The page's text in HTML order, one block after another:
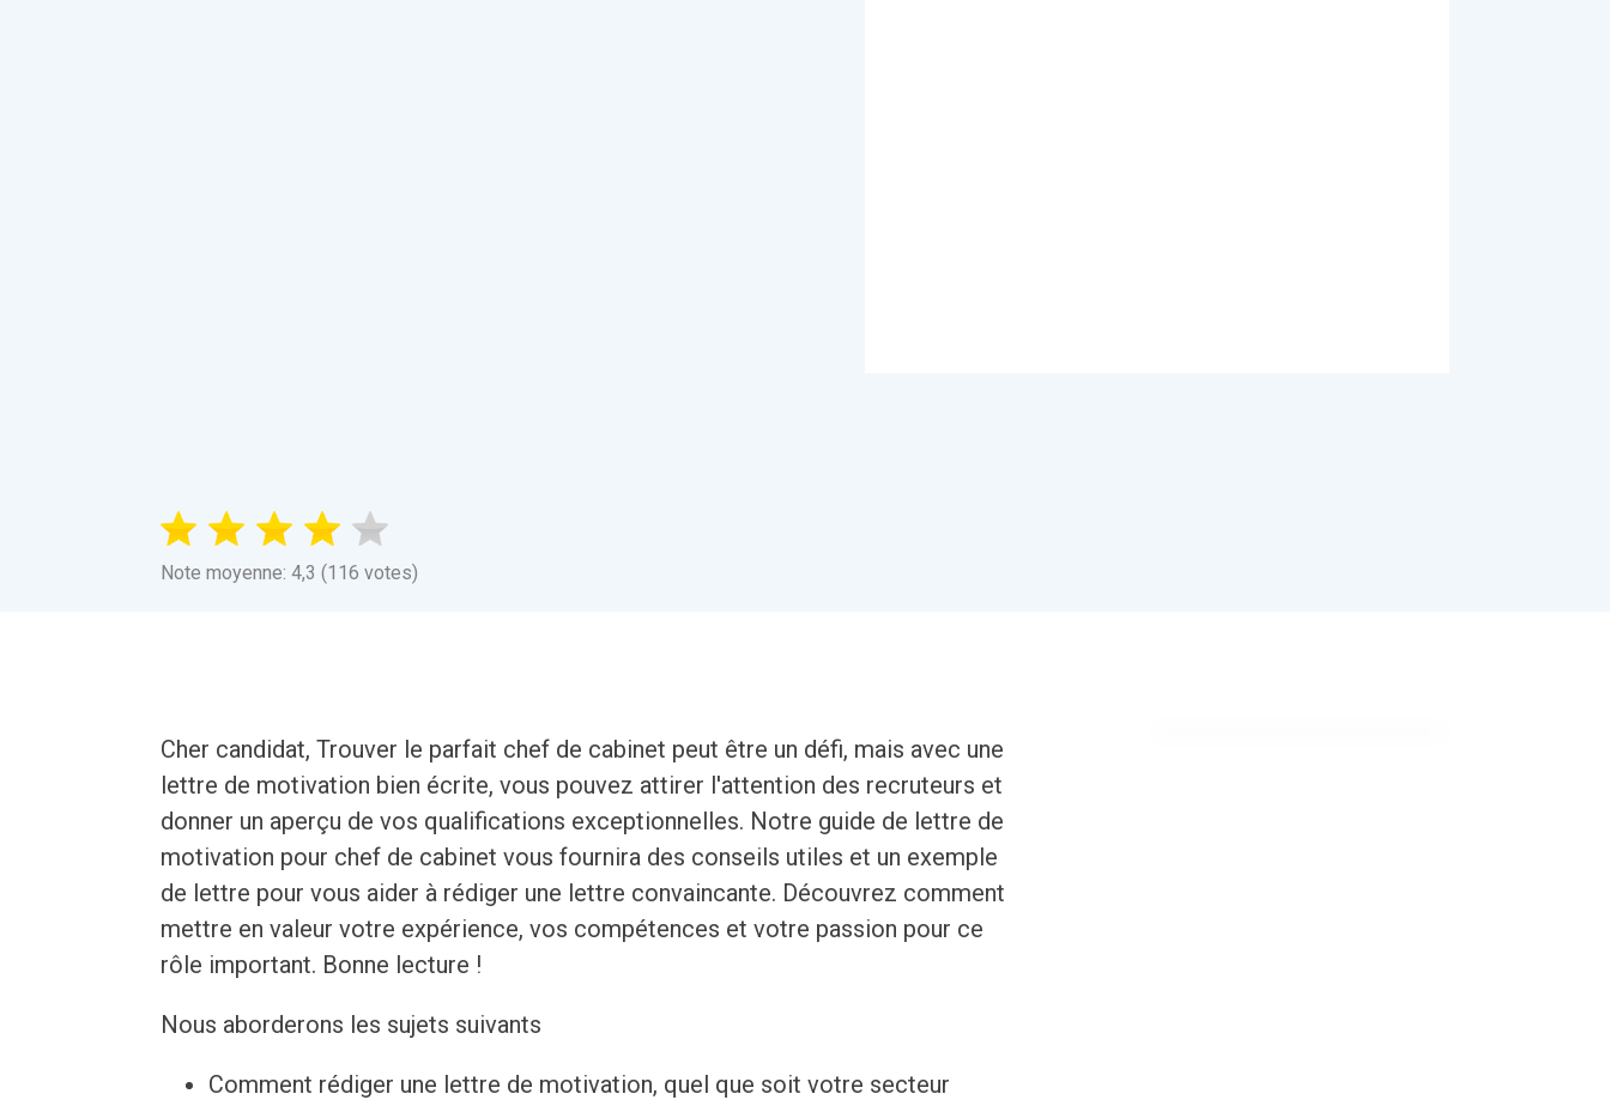
Note moyenne: 4,3 (116 votes)
Cher candidat, Trouver le parfait chef de cabinet peut être un défi, mais avec une
lettre de motivation bien écrite, vous pouvez attirer l'attention des recruteurs et
donner un aperçu de vos qualifications exceptionnelles. Notre guide de lettre de
motivation pour chef de cabinet vous fournira des conseils utiles et un exemple
de lettre pour vous aider à rédiger une lettre convaincante. Découvrez comment
mettre en valeur votre expérience, vos compétences et votre passion pour ce
rôle important. Bonne lecture !
Nous aborderons les sujets suivants
Comment rédiger une lettre de motivation, quel que soit votre secteur